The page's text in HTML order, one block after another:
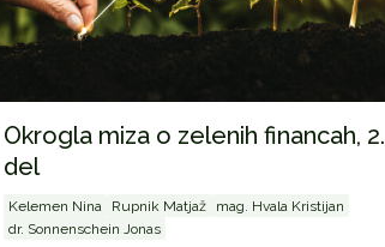
Okrogla miza o zelenih financah, 2.
del
Kelemen Nina Rupnik Matjaž
mag. Hvala Kristijan
dr. Sonnenschein Jonas